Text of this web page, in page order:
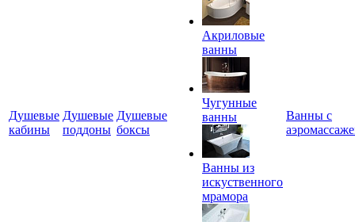
Душевые
кабины
Душевые
поддоны
Душевые
боксы
Акриловые
ванны
Чугунные
ванны
Ванны из
искуственного
мрамора
Ванны с